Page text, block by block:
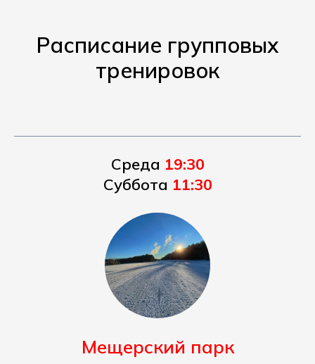
Расписание групповых
тренировок
Среда 19:30
Суббота 11:30
Мещерский парк